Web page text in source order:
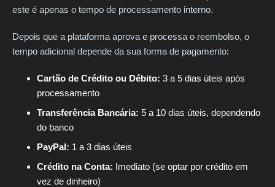
este é apenas o tempo de processamento interno.
Depois que a plataforma aprova e processa o reembolso, o
tempo adicional depende da sua forma de pagamento:
Cartão de Crédito ou Débito: 3 a 5 dias úteis após
processamento
Transferência Bancária: 5 a 10 dias úteis, dependendo
do banco
PayPal: 1 a 3 dias úteis
Crédito na Conta: Imediato (se optar por crédito em
vez de dinheiro)